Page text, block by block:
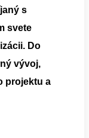
s
svete
Do
vývoj,
projektu a